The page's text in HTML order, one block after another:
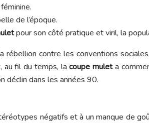
de l’époque.
pour son côté pratique et viril, la
contre les conventions
au fil du temps, lacoupe muleta
déclin dans les années 90.
négatifs et à un manque de